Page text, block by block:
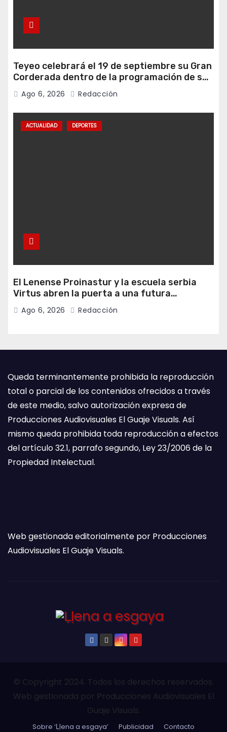
Teyeo celebrará el 19 de septiembre su Gran
Corderada dentro de la programación de sus
fiestas
Ago 6, 2026 Redacción
ACTUALIDAD DEPORTES
El Lenense Proinastur y la escuela serbia
Virtus abren la puerta a una futura
colaboración internacional
Ago 6, 2026 Redacción
Queda terminantemente prohibida la reproducción
total o parcial de los contenidos ofrecidos a través
de este medio, salvo autorización expresa de
Producciones Audiovisuales El Guaje Visuals. Así
mismo queda prohibida toda reproducción a efectos
del artículo 32.1, parrafo segundo, Ley 23/2006 de la
Propiedad Intelectual.
Web gestionada editorialmente por Producciones
Audiovisuales El Guaje Visuals.
© Copyright 2024. Todos los derechos reservados.
Web gestionada por Producciones Audiovisuales El
Guaje Visuals.
Sobre ‘Ḷḷena a esgaya’ Publicidad
Contacto